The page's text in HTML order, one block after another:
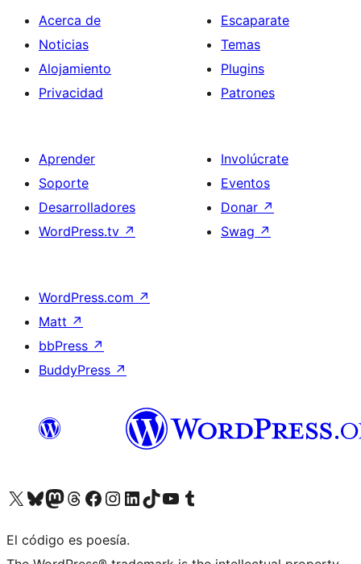
Acerca de
Noticias
Alojamiento
Privacidad
Escaparate
Temas
Plugins
Patrones
Aprender
Soporte
Desarrolladores
WordPress.tv ↗
Involúcrate
Eventos
Donar ↗
Swag ↗
WordPress.com ↗
Matt ↗
bbPress ↗
BuddyPress ↗
Visita nuestra cuenta de X (anteriormente Twitter)
Visita nuestra cuenta de Bluesky
Visita nuestra cuenta de Mastodon
Visita nuestra cuenta de Threads
Visita nuestra página de Facebook
Visita nuestra cuenta de Instagram
Visita nuestra cuenta de LinkedIn
Visita nuestra cuenta de TikTok
Visita nuestro canal de YouTube
Visita nuestra cuenta de Tumblr
El código es poesía.